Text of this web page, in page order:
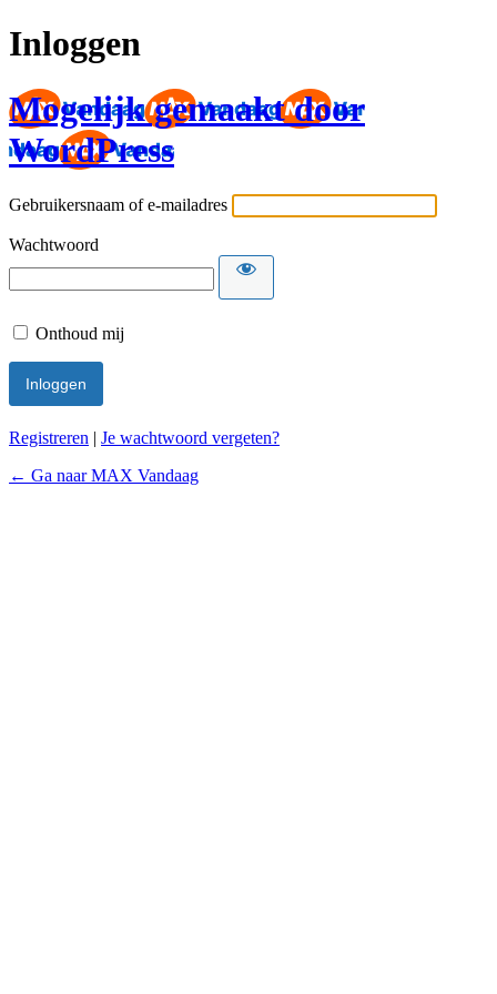
Inloggen
Mogelijk gemaakt door
WordPress
Gebruikersnaam of e-mailadres
Wachtwoord
Onthoud mij
Registreren | Je wachtwoord vergeten?
← Ga naar MAX Vandaag